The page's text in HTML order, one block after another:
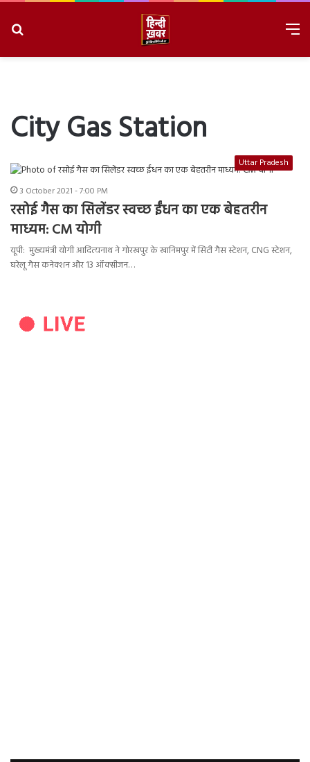
City Gas Station
Uttar Pradesh
3 October 2021 - 7:00 PM
रसोई गैस का सिलेंडर स्वच्छ ईंधन का एक बेहतरीन
माध्यम: CM योगी
यूपी: मुख्यमंत्री योगी आदित्यनाथ ने गोरखपुर के खानिमपुर में सिटी गैस स्टेशन, CNG स्टेशन,
घरेलू गैस कनेक्शन और 13 ऑक्सीजन…